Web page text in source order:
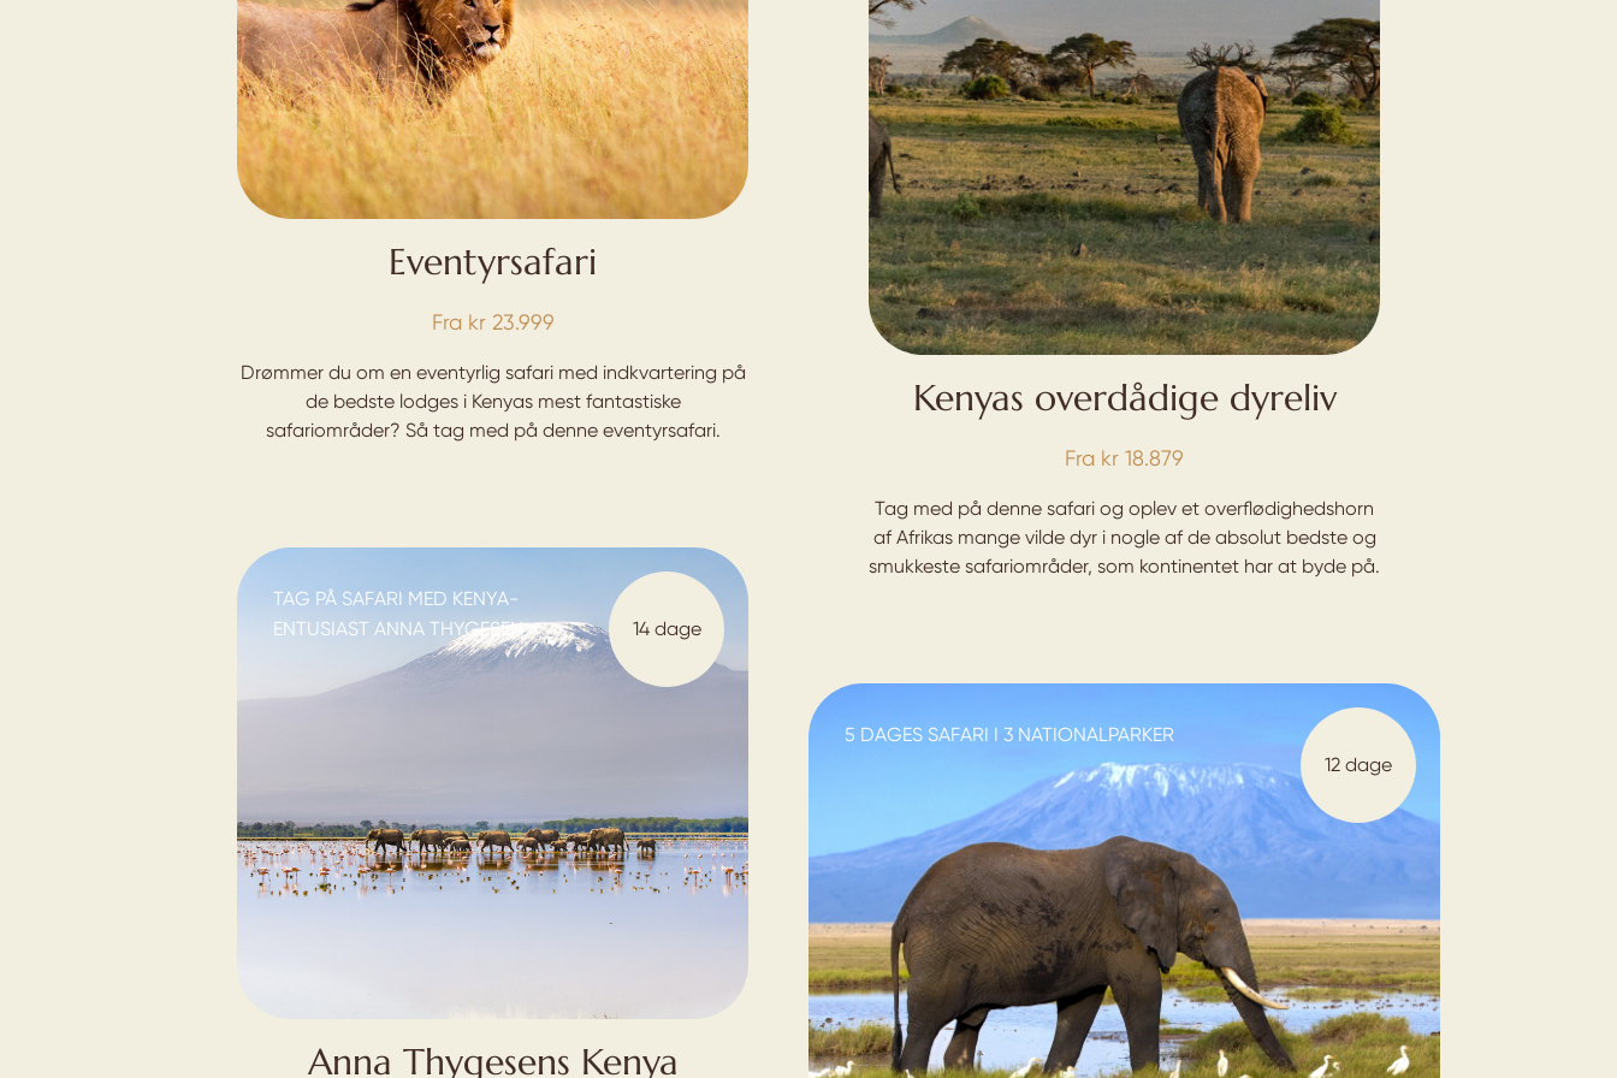
Eventyrsafari
Fra kr 23.999
Drømmer du om en eventyrlig safari med indkvartering på
de bedste lodges i Kenyas mest fantastiske
safariområder? Så tag med på denne eventyrsafari.
Kenyas overdådige dyreliv
Fra kr 18.879
Tag med på denne safari og oplev et overflødighedshorn
af Afrikas mange vilde dyr i nogle af de absolut bedste og
smukkeste safariområder, som kontinentet har at byde på.
14 dage
TAG PÅ SAFARI MED KENYA-
ENTUSIAST ANNA THYGESEN
Anna Thygesens Kenya
12 dage
5 DAGES SAFARI I 3 NATIONALPARKER